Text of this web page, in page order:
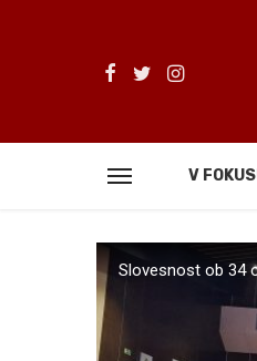
V
Slovesnost ob 34